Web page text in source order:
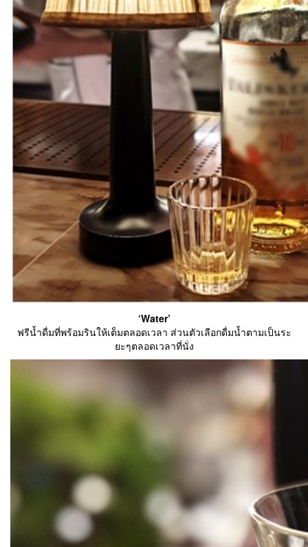
‘Water’
ฟรีน้ำดื่มที่พร้อมรินให้เต็มตลอดเวลา ส่วนตัวเลือกดื่มน้ำตามเป็นระ
ยะๆตลอดเวลาที่นั่ง